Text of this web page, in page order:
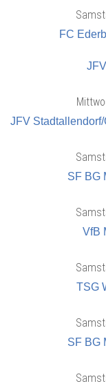
FC
JFV
SF BG
VfB
TSG
SF BG